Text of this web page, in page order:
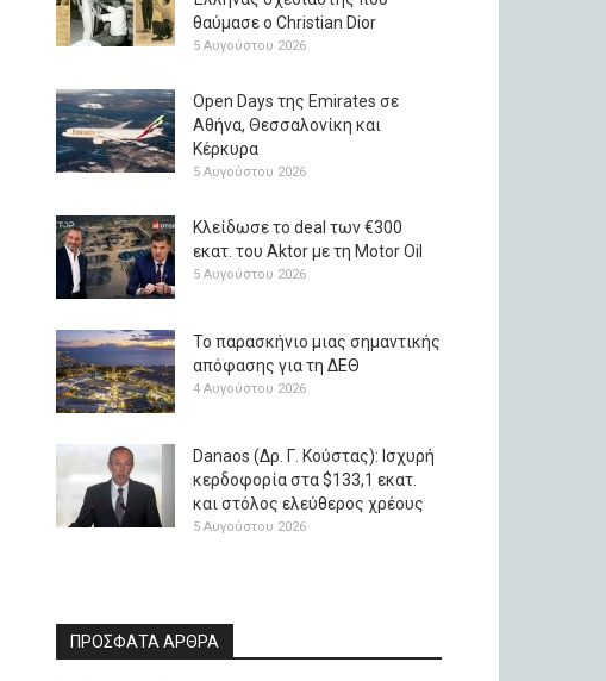
θαύμασε ο Christian Dior
5 Αυγούστου 2026
Open Days της Emirates σε
Αθήνα, Θεσσαλονίκη και
Κέρκυρα
5 Αυγούστου 2026
Κλείδωσε το deal των €300
εκατ. του Aktor με τη Μotor Oil
5 Αυγούστου 2026
Το παρασκήνιο μιας σημαντικής
απόφασης για τη ΔΕΘ
4 Αυγούστου 2026
Danaos (Δρ. Γ. Κούστας): Ισχυρή
κερδοφορία στα $133,1 εκατ.
και στόλος ελεύθερος χρέους
5 Αυγούστου 2026
ΠΡΟΣΦΑΤΑ ΑΡΘΡΑ